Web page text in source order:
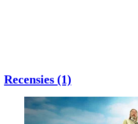
Recensies (1)